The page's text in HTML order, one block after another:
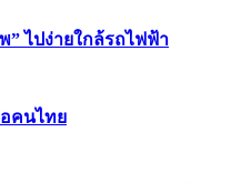
” ไปง่ายใกล้รถไฟฟ้า
คนไทย